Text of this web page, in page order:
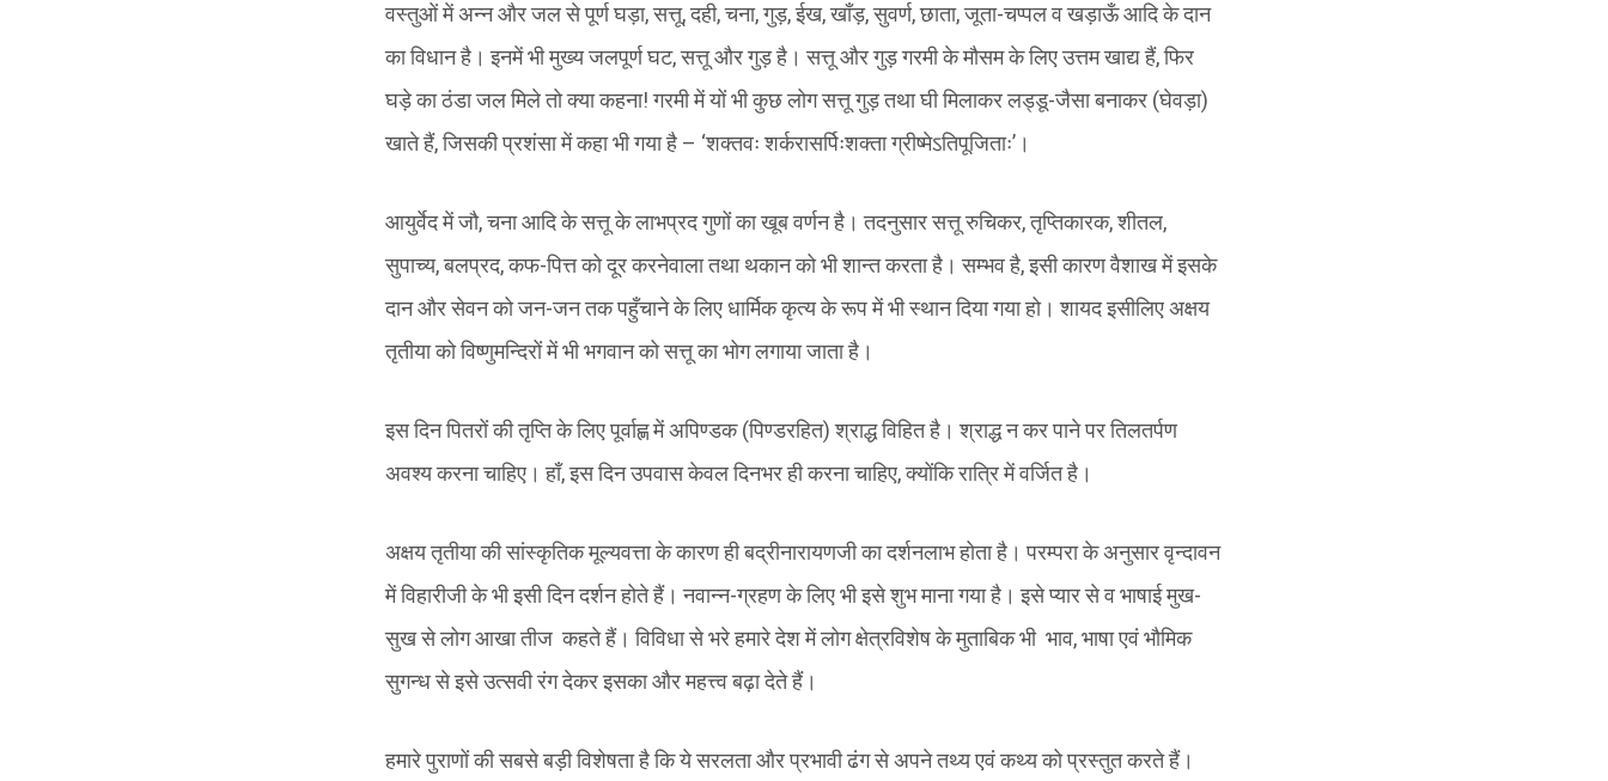
वस्तुओं में अन्न और जल से पूर्ण घड़ा, सत्तू, दही, चना, गुड़, ईख, खाँड़, सुवर्ण, छाता, जूता-चप्पल व खड़ाऊँ आदि के दान
का विधान है। इनमें भी मुख्य जलपूर्ण घट, सत्तू और गुड़ है। सत्तू और गुड़ गरमी के मौसम के लिए उत्तम खाद्य हैं, फिर
घड़े का ठंडा जल मिले तो क्या कहना! गरमी में यों भी कुछ लोग सत्तू गुड़ तथा घी मिलाकर लड्डू-जैसा बनाकर (घेवड़ा)
खाते हैं, जिसकी प्रशंसा में कहा भी गया है – ‘शक्तवः शर्करासर्पिःशक्ता ग्रीष्मेऽतिपूजिताः’।
आयुर्वेद में जौ, चना आदि के सत्तू के लाभप्रद गुणों का खूब वर्णन है। तदनुसार सत्तू रुचिकर, तृप्तिकारक, शीतल,
सुपाच्य, बलप्रद, कफ-पित्त को दूर करनेवाला तथा थकान को भी शान्त करता है। सम्भव है, इसी कारण वैशाख में इसके
दान और सेवन को जन-जन तक पहुँचाने के लिए धार्मिक कृत्य के रूप में भी स्थान दिया गया हो। शायद इसीलिए अक्षय
तृतीया को विष्णुमन्दिरों में भी भगवान को सत्तू का भोग लगाया जाता है।
इस दिन पितरों की तृप्ति के लिए पूर्वाह्ण में अपिण्डक (पिण्डरहित) श्राद्ध विहित है। श्राद्ध न कर पाने पर तिलतर्पण
अवश्य करना चाहिए। हाँ, इस दिन उपवास केवल दिनभर ही करना चाहिए, क्योंकि रात्रि में वर्जित है।
अक्षय तृतीया की सांस्कृतिक मूल्यवत्ता के कारण ही बद्रीनारायणजी का दर्शनलाभ होता है। परम्परा के अनुसार वृन्दावन
में विहारीजी के भी इसी दिन दर्शन होते हैं। नवान्न-ग्रहण के लिए भी इसे शुभ माना गया है। इसे प्यार से व भाषाई मुख-
सुख से लोग आखा तीज कहते हैं। विविधा से भरे हमारे देश में लोग क्षेत्रविशेष के मुताबिक भी भाव, भाषा एवं भौमिक
सुगन्ध से इसे उत्सवी रंग देकर इसका और महत्त्व बढ़ा देते हैं।
हमारे पुराणों की सबसे बड़ी विशेषता है कि ये सरलता और प्रभावी ढंग से अपने तथ्य एवं कथ्य को प्रस्तुत करते हैं।